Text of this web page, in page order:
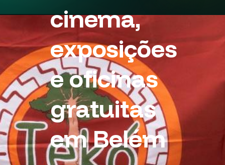
cinema,
exposições
e oficinas
gratuitas
em Belém